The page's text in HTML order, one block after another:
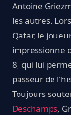
Antoine
les autres.
Qatar, le
impressionne
8, qui lui
passeur de
Toujours
Deschamps,